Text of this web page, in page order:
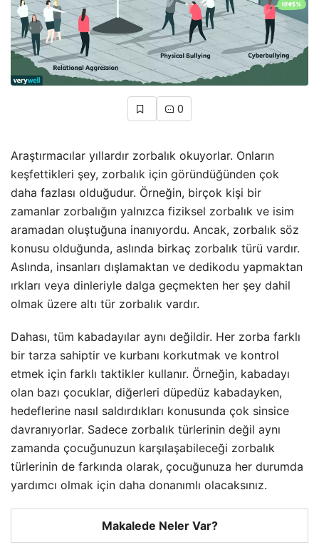
0
Araştırmacılar yıllardır zorbalık okuyorlar. Onların
keşfettikleri şey, zorbalık için göründüğünden çok
daha fazlası olduğudur. Örneğin, birçok kişi bir
zamanlar zorbalığın yalnızca fiziksel zorbalık ve isim
aramadan oluştuğuna inanıyordu. Ancak, zorbalık söz
konusu olduğunda, aslında birkaç zorbalık türü vardır.
Aslında, insanları dışlamaktan ve dedikodu yapmaktan
ırkları veya dinleriyle dalga geçmekten her şey dahil
olmak üzere altı tür zorbalık vardır.
Dahası, tüm kabadayılar aynı değildir. Her zorba farklı
bir tarza sahiptir ve kurbanı korkutmak ve kontrol
etmek için farklı taktikler kullanır. Örneğin, kabadayı
olan bazı çocuklar, diğerleri düpedüz kabadayken,
hedeflerine nasıl saldırdıkları konusunda çok sinsice
davranıyorlar. Sadece zorbalık türlerinin değil aynı
zamanda çocuğunuzun karşılaşabileceği zorbalık
türlerinin de farkında olarak, çocuğunuza her durumda
yardımcı olmak için daha donanımlı olacaksınız.
Makalede Neler Var?